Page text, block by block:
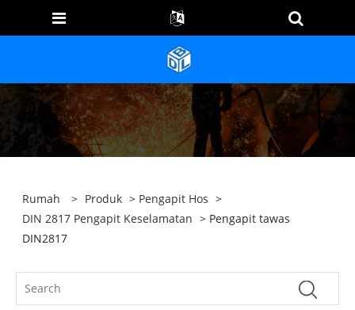
Rumah > Produk > Pengapit Hos >
DIN 2817 Pengapit Keselamatan > Pengapit tawas
DIN2817